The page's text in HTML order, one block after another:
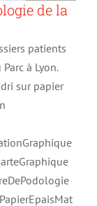
de la
patients
à Lyon.
sur papier